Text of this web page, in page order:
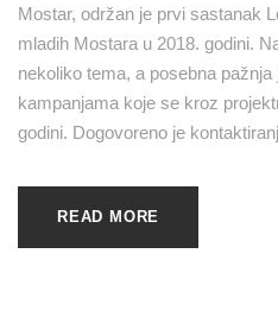
Mostar, održan je prvi sastanak
mladih Mostara u 2018. godini.
nekoliko tema, a posebna
kampanjama koje se kroz
godini. Dogovoreno je
READ MORE